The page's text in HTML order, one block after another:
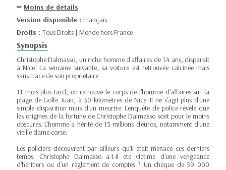
Moins de détails
Version disponible : Français
Droits : Tous Droits | Monde hors France
Synopsis
Christophe Dalmasso, un riche homme d'affaires de 34 ans, disparaît
à Nice. La semaine suivante, sa voiture est retrouvée calcinée mais
sans trace de son propriétaire.
11 mois plus tard, on retrouve le corps de l'homme d'affaires sur la
plage de Golfe Juan, à 30 kilomètres de Nice. Il ne s'agit plus d'une
simple disparition mais d'un meurtre. L'enquête de police révèle que
les origines de la fortune de Christophe Dalmasso sont pour le moins
obscures. L'homme a hérité de 15 millions d'euros, notamment d'une
vieille dame corse.
Les policiers découvrent par ailleurs qu'il était menacé ces derniers
temps. Christophe Dalmasso a-t-il été victime d'une vengeance
d'héritiers ou d'un règlement de comptes ? Un chèque de 59 000